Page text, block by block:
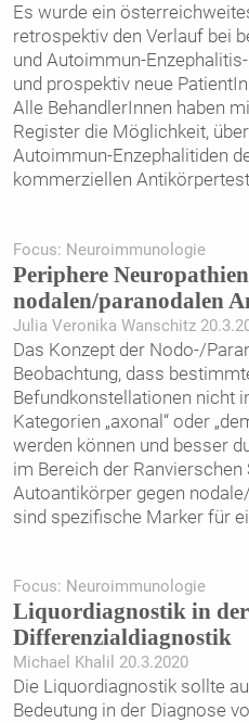
Es wurde ein
retrospektiv den Verlauf bei
und Autoimmun-
und prospektiv neue
Alle BehandlerInnen haben
Register die Möglichkeit,
Autoimmun-Enzephalitiden
kommerziellen
Focus: Neuroimmunologie
Periphere
nodalen/paranodalen
Julia Veronika Wanschitz
Das Konzept der Nodo-/
Beobachtung, dass
Befundkonstellationen nicht
Kategorien „axonal“ oder
werden können und besser
im Bereich der
Autoantikörper gegen
sind spezifische Marker für
Focus: Neuroimmunologie
Liquordiagnostik in der
Differenzialdiagnostik
Michael Khalil 20.3.2020
Die Liquordiagnostik sollte
Bedeutung in der Diagnose